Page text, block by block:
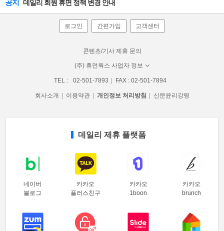
공지 데일리 회원 휴면 정책 변경 안내
로그인 간편가입 고객센터
콘텐츠/기사 제휴 문의
(주) 휴먼웍스 사업자 정보
TEL : 02-501-7893 FAX : 02-501-7894
회사소개 이용약관 개인정보 처리방침 신문윤리강령
데일리 제휴 플랫폼
네이버
블로그
카카오
플러스친구
카카오
1boon
카카오
brunch